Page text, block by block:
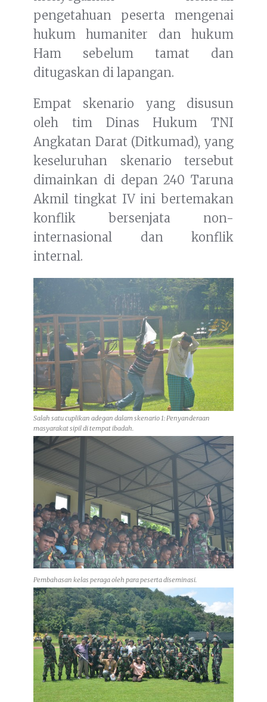
pengetahuan peserta mengenai
hukum humaniter dan hukum
Ham sebelum tamat dan
ditugaskan di lapangan.
Empat skenario yang disusun
oleh tim Dinas Hukum TNI
Angkatan Darat (Ditkumad), yang
keseluruhan skenario tersebut
dimainkan di depan 240 Taruna
Akmil tingkat IV ini bertemakan
konflik bersenjata non-
internasional dan konflik
internal.
Salah satu cuplikan adegan dalam skenario 1: Penyanderaan
masyarakat sipil di tempat ibadah.
Pembahasan kelas peraga oleh para peserta diseminasi.